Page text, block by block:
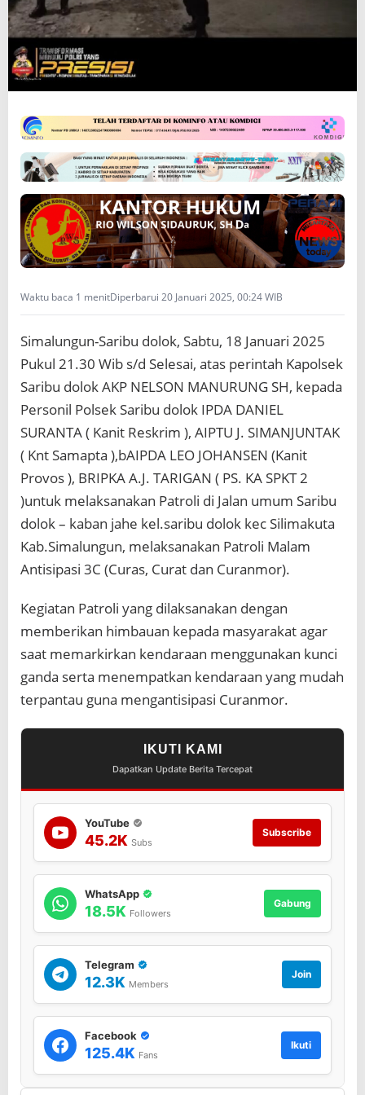
l
i
g
n
t
i
s
i
p
a
s
i
k
j
a
a
n
j
a
l
a
n
a
d
a
n
m
e
j
a
g
a
e
a
a
n
a
n
d
a
n
e
s
a
a
t
n
m
a
s
y
Waktu baca 1 menitDiperbarui 20 Januari 2025, 00:24 WIB
Simalungun-Saribu dolok, Sabtu, 18 Januari 2025
Pukul 21.30 Wib s/d Selesai, atas perintah Kapolsek
Saribu dolok AKP NELSON MANURUNG SH, kepada
Personil Polsek Saribu dolok IPDA DANIEL
SURANTA ( Kanit Reskrim ), AIPTU J. SIMANJUNTAK
( Knt Samapta ),bAIPDA LEO JOHANSEN (Kanit
Provos ), BRIPKA A.J. TARIGAN ( PS. KA SPKT 2
)untuk melaksanakan Patroli di Jalan umum Saribu
dolok – kaban jahe kel.saribu dolok kec Silimakuta
Kab.Simalungun, melaksanakan Patroli Malam
Antisipasi 3C (Curas, Curat dan Curanmor).
Kegiatan Patroli yang dilaksanakan dengan
memberikan himbauan kepada masyarakat agar
saat memarkirkan kendaraan menggunakan kunci
ganda serta menempatkan kendaraan yang mudah
terpantau guna mengantisipasi Curanmor.
IKUTI KAMI
Dapatkan Update Berita Tercepat
YouTube
45.2K Subs
Subscribe
WhatsApp
18.5K Followers
Gabung
Telegram
12.3K Members
Join
Facebook
125.4K Fans
Ikuti